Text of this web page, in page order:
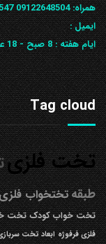
همراه: 09122648504
ایمیل :
ایام هفته :8 صبح - 18 عصر
Tag cloud
تخت فلزی
طبقه تختخواب
تخت خواب کودکتخت
فلزی فرفوژه ابعاد تخت